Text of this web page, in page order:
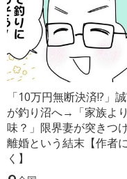
「10万円無断決済!?」
が釣り沼へ→「家族よ
味？」限界妻が突きつ
離婚という結末【作者
く】